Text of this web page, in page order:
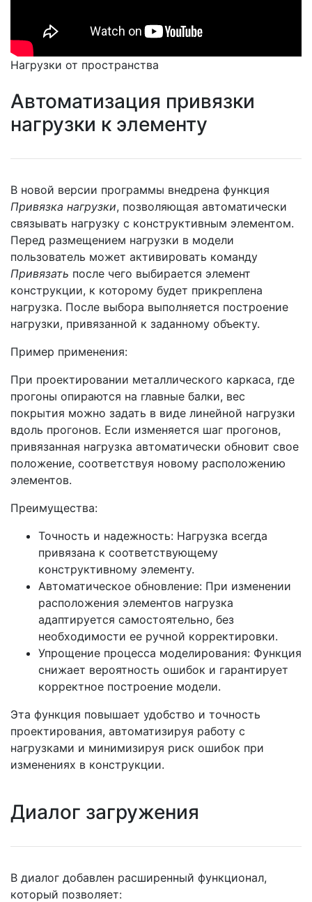
Нагрузки от пространства
Автоматизация привязки
нагрузки к элементу
В новой версии программы внедрена функция
Привязка нагрузки, позволяющая автоматически
связывать нагрузку с конструктивным элементом.
Перед размещением нагрузки в модели
пользователь может активировать команду
Привязать после чего выбирается элемент
конструкции, к которому будет прикреплена
нагрузка. После выбора выполняется построение
нагрузки, привязанной к заданному объекту.
Пример применения:
При проектировании металлического каркаса, где
прогоны опираются на главные балки, вес
покрытия можно задать в виде линейной нагрузки
вдоль прогонов. Если изменяется шаг прогонов,
привязанная нагрузка автоматически обновит свое
положение, соответствуя новому расположению
элементов.
Преимущества:
Точность и надежность: Нагрузка всегда
привязана к соответствующему
конструктивному элементу.
Автоматическое обновление: При изменении
расположения элементов нагрузка
адаптируется самостоятельно, без
необходимости ее ручной корректировки.
Упрощение процесса моделирования: Функция
снижает вероятность ошибок и гарантирует
корректное построение модели.
Эта функция повышает удобство и точность
проектирования, автоматизируя работу с
нагрузками и минимизируя риск ошибок при
изменениях в конструкции.
Диалог загружения
В диалог добавлен расширенный функционал,
который позволяет: